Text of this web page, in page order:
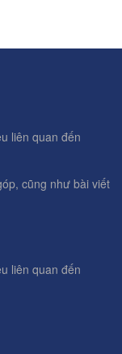
liên quan đến
cũng như bài viết
liên quan đến